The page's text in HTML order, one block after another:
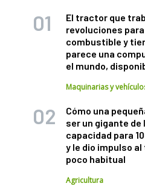
El tractor que
revoluciones
combustible y
parece una
el mundo,
Maquinarias y
Cómo una
ser un gigante de
capacidad para
y le dio impulso
poco habitual
Agricultura